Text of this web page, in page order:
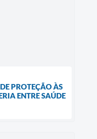
PROTEÇÃO ÀS
ENTRE SAÚDE